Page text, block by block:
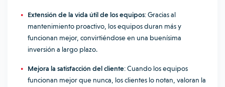
Extensión de la vida útil de los equipos: Gracias al
mantenimiento proactivo, los equipos duran más y
funcionan mejor, convirtiéndose en una buenísima
inversión a largo plazo.
Mejora la satisfacción del cliente: Cuando los equipos
funcionan mejor que nunca, los clientes lo notan, valoran la